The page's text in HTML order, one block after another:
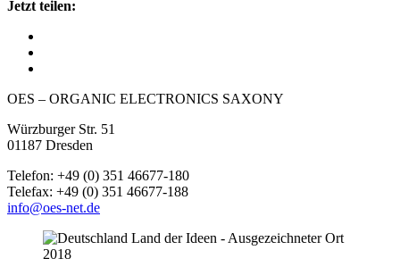
Jetzt teilen:
OES – ORGANIC ELECTRONICS SAXONY
Würzburger Str. 51
01187 Dresden
Telefon: +49 (0) 351 46677-180
Telefax: +49 (0) 351 46677-188
info@oes-net.de